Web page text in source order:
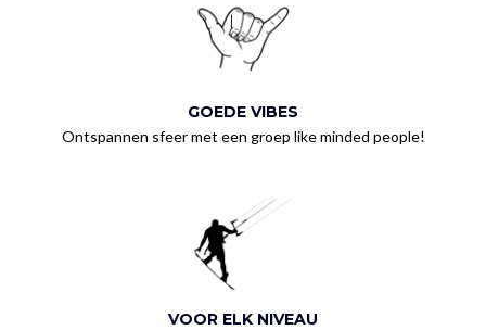
GOEDE VIBES
Ontspannen sfeer met een groep like minded people!
VOOR ELK NIVEAU